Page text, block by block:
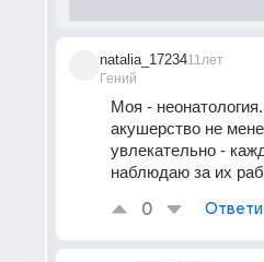
natalia_17234
Гений
11лет
Моя -
акушерство не
увлекательно -
наблюдаю за их
0